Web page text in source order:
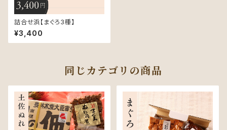
詰合せ浜【まぐろ3種】
¥3,400
同じカテゴリの商品